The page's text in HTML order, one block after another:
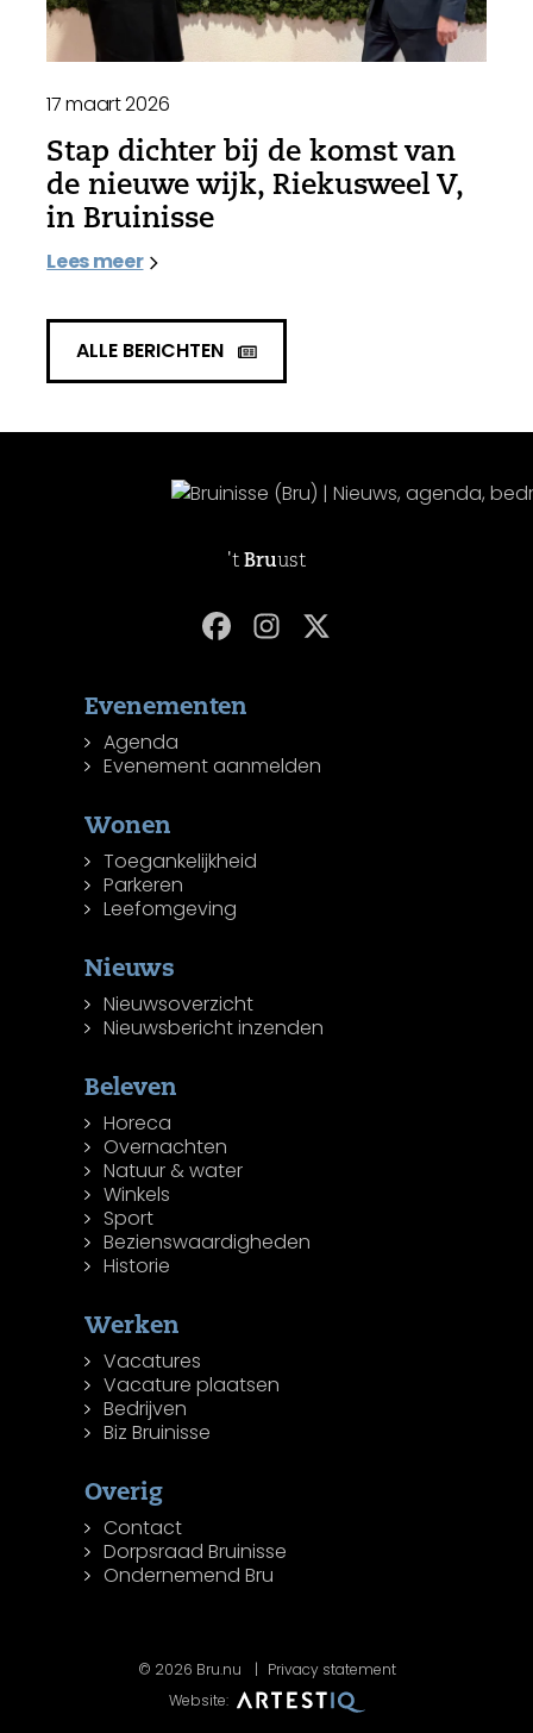
17 maart 2026
Stap dichter bij de komst van
de nieuwe wijk, Riekusweel V,
in Bruinisse
Lees meer
ALLE BERICHTEN
't Bruust
Evenementen
Agenda
Evenement aanmelden
Wonen
Toegankelijkheid
Parkeren
Leefomgeving
Nieuws
Nieuwsoverzicht
Nieuwsbericht inzenden
Beleven
Horeca
Overnachten
Natuur & water
Winkels
Sport
Bezienswaardigheden
Historie
Werken
Vacatures
Vacature plaatsen
Bedrijven
Biz Bruinisse
Overig
Contact
Dorpsraad Bruinisse
Ondernemend Bru
© 2026 Bru.nu
Privacy statement
Website: